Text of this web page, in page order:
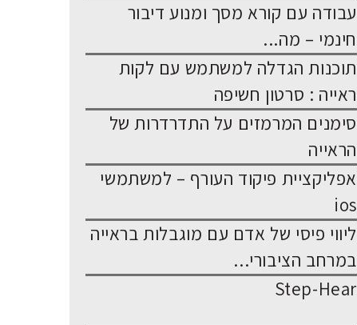
עבודה עם קורא מסך ומנוע דיבור
חינמי – מה...
תוכנות הגדלה למשתמש עם לקות
ראייה : סרטון חשיפה
סימנים המרמזים על התדרדרות של
הראייה
אפליקציית פיקוד העורף – למשתמשי
ios
ליווי פיסי של אדם עם מוגבלות בראייה
במרחב הציבורי...
Step-Hear